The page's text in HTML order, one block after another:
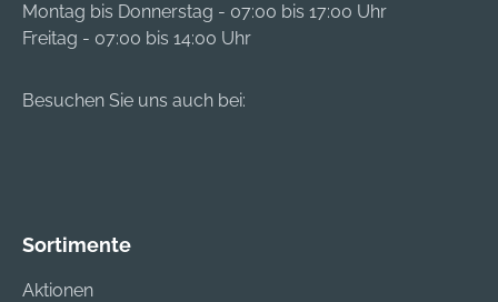
Montag bis Donnerstag - 07:00 bis 17:00 Uhr
Freitag - 07:00 bis 14:00 Uhr
Besuchen Sie uns auch bei:
Sortimente
Aktionen